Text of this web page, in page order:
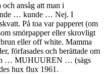
ansåg att man i
… kunde … Nej. I
På toa var papperet (om
smörpapper eller skrovligt
eller off white. Mamma
förfasades och berättade om
… MUHUUREN … (sägs
hux flux 1961.